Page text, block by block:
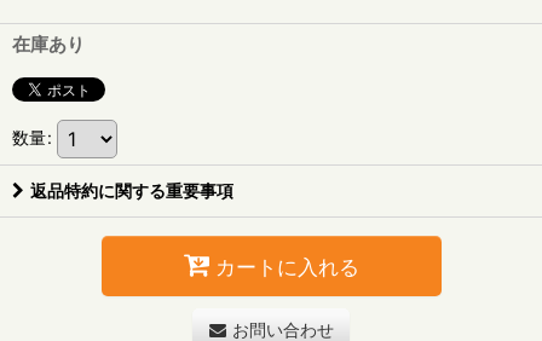
在庫あり
数量:
返品特約に関する重要事項
カートに入れる
お問い合わせ